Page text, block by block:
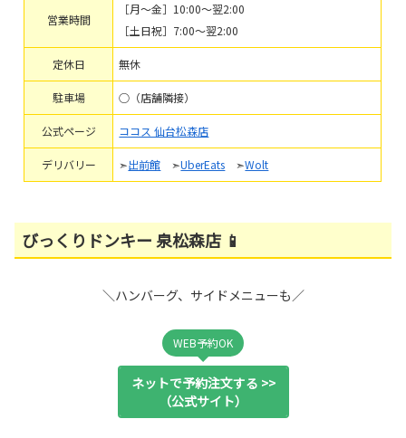
営業時間
［月～金］10:00～翌2:00
［土日祝］7:00～翌2:00
定休日 無休
駐車場 ○（店舗隣接）
公式ページ ココス 仙台松森店
デリバリー ➣出前館 ➣UberEats ➣Wolt
びっくりドンキー 泉松森店 📱
＼ハンバーグ、サイドメニューも／
WEB予約OK
ネットで予約注文する >>
（公式サイト）